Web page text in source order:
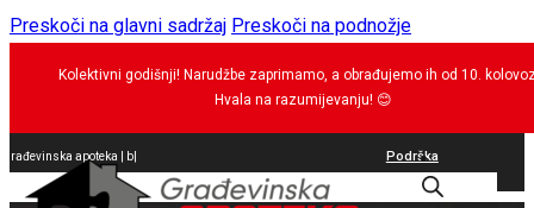
Preskoči na glavni sadržaj Preskoči na podnožje
Kolektivni godišnji! Narudžbe zaprimamo, a obrađujemo ih od 10.
Hvala na razumijevanju! 😊
Građevinska apoteka | brtvi Podrška